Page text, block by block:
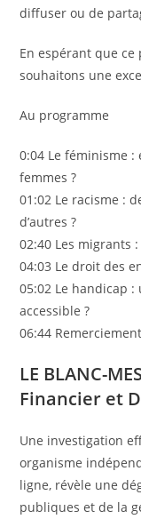
diffuser ou de
En espérant que ce
souhaitons une
Au programme
0:04 Le féminisme :
femmes ?
01:02 Le racisme :
d’autres ?
02:40 Les migrants
04:03 Le droit des
05:02 Le handicap
accessible ?
06:44
LE BLANC-
Financier et
Une investigation
organisme
ligne, révèle une
publiques et de la